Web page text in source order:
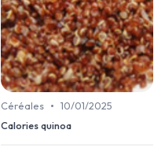
Céréales • 10/01/2025
Calories quinoa